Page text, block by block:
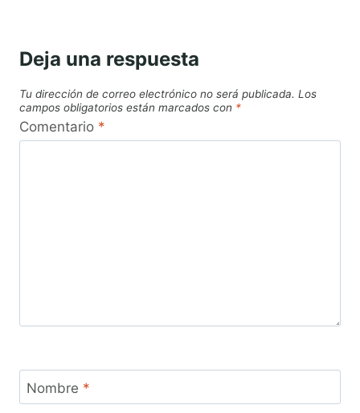
Deja una respuesta
Tu dirección de correo electrónico no será publicada. Los
campos obligatorios están marcados con *
Comentario *
Nombre *